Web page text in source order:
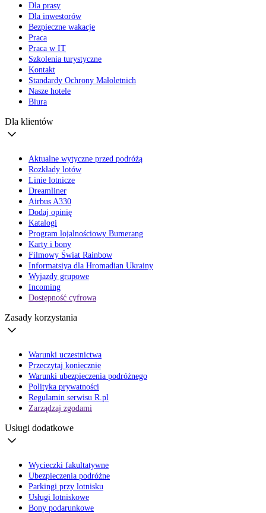
Dla prasy
Dla inwestorów
Bezpieczne wakacje
Praca
Praca w IT
Szkolenia turystyczne
Kontakt
Standardy Ochrony Małoletnich
Nasze hotele
Biura
Dla klientów
Aktualne wytyczne przed podróżą
Rozkłady lotów
Linie lotnicze
Dreamliner
Airbus A330
Dodaj opinię
Katalogi
Program lojalnościowy Bumerang
Karty i bony
Filmowy Świat Rainbow
Informatsiya dla Hromadian Ukrainy
Wyjazdy grupowe
Incoming
Dostępność cyfrowa
Zasady korzystania
Warunki uczestnictwa
Przeczytaj koniecznie
Warunki ubezpieczenia podróżnego
Polityka prywatności
Regulamin serwisu R.pl
Zarządzaj zgodami
Usługi dodatkowe
Wycieczki fakultatywne
Ubezpieczenia podróżne
Parkingi przy lotnisku
Usługi lotniskowe
Bony podarunkowe